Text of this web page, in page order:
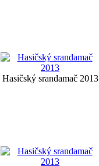
Hasičský srandamač 2013